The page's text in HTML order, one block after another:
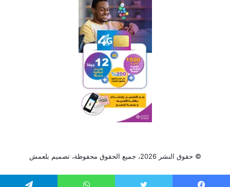
© حقوق النشر 2026، جميع الحقوق محفوظة، تصميم بلعمش